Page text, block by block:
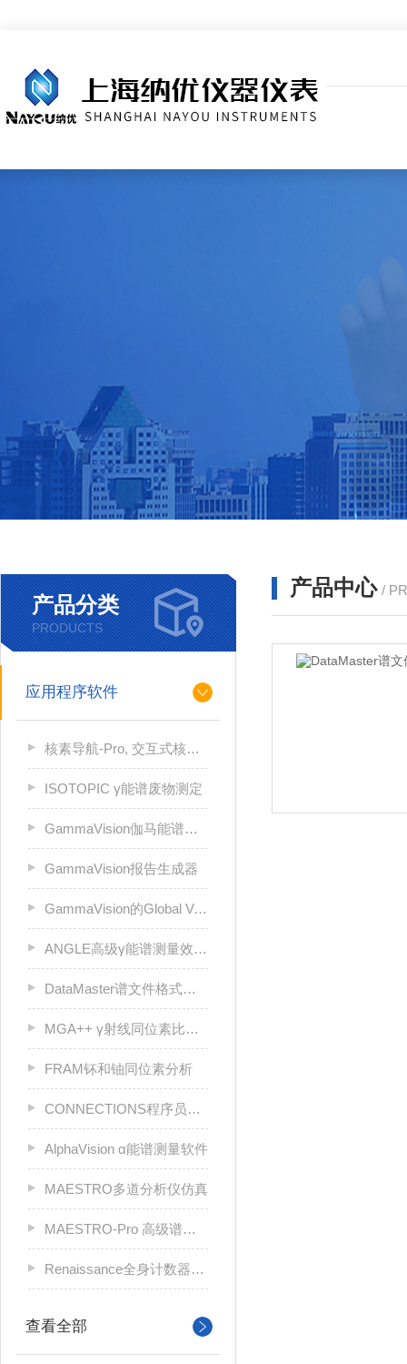
产品分类
PRODUCTS
应用程序软件
核素导航-Pro, 交互式核素图, 参考软件
ISOTOPIC γ能谱废物测定
GammaVision伽马能谱分析软件
GammaVision报告生成器
GammaVision的Global Value生产力套件
ANGLE高级γ能谱测量效率校准软件
DataMaster谱文件格式转换器
MGA++ γ射线同位素比锕系元素分析
FRAM钚和铀同位素分析
CONNECTIONS程序员工具包
AlphaVision α能谱测量软件
MAESTRO多道分析仪仿真
MAESTRO-Pro 高级谱软件
Renaissance全身计数器专用软件
查看全部
产品中心 /